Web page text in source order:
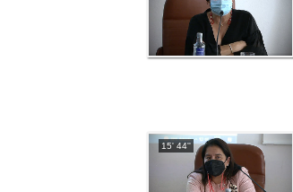
15' 44''